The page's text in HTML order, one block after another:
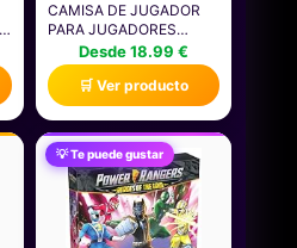
CAMISA DE JUGADOR
PARA JUGADORES
NIÑOS HOMBRES
VIDEOJUEGOS JUEGOS
CAMISETA
Desde 18.99 €
🛒 Ver producto
💡 Te puede gustar